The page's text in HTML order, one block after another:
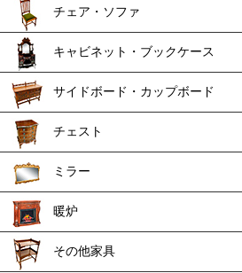
チェア・ソファ
キャビネット・ブックケース
サイドボード・カップボード
チェスト
ミラー
暖炉
その他家具